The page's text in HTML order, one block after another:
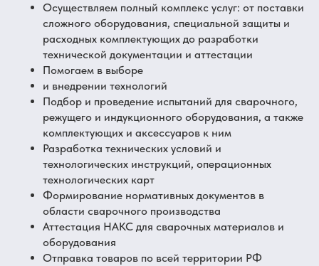
Осуществляем полный комплекс услуг: от поставки
сложного оборудования, специальной защиты и
расходных комплектующих до разработки
технической документации и аттестации
Помогаем в выборе
и внедрении технологий
Подбор и проведение испытаний для сварочного,
режущего и индукционного оборудования, а также
комплектующих и аксессуаров к ним
Разработка технических условий и
технологических инструкций, операционных
технологических карт
Формирование нормативных документов в
области сварочного производства
Аттестация НАКС для сварочных материалов и
оборудования
Отправка товаров по всей территории РФ